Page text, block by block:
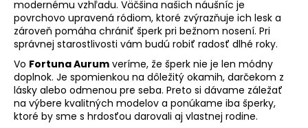
modernému vzhľadu. Väčšina našich náušníc je
povrchovo upravená ródiom, ktoré zvýrazňuje ich lesk a
zároveň pomáha chrániť šperk pri bežnom nosení. Pri
správnej starostlivosti vám budú robiť radosť dlhé roky.
Vo Fortuna Aurum veríme, že šperk nie je len módny
doplnok. Je spomienkou na dôležitý okamih, darčekom z
lásky alebo odmenou pre seba. Preto si dávame záležať
na výbere kvalitných modelov a ponúkame iba šperky,
ktoré by sme s hrdosťou darovali aj vlastnej rodine.